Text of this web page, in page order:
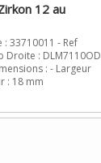
12 au
33710011 - Ref
Droite : DLM7110OD
: - Largeur
: 18 mm